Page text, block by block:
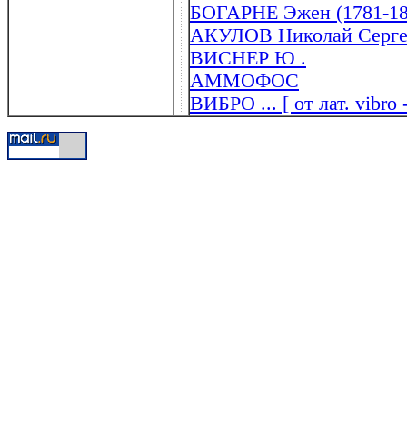
БОГАРНЕ Эжен (1781-
АКУЛОВ Николай
ВИСНЕР Ю .
АММОФОС
ВИБРО ... [ от лат. vibro